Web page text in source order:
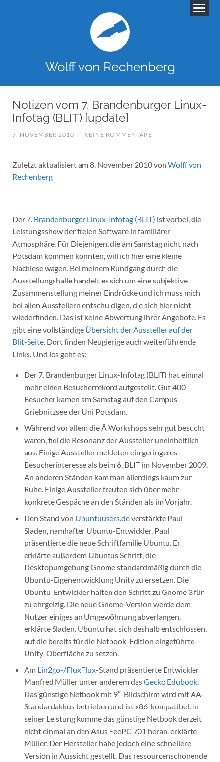
Wolff von Rechenberg
Notizen vom 7. Brandenburger Linux-
Infotag (BLIT) [update]
7. NOVEMBER 2010 / KEINE KOMMENTARE
Zuletzt aktualisiert am 8. November 2010 von Wolff von
Rechenberg
Der7. Brandenburger Linux-Infotag (BLIT) ist vorbei, die
Leistungsshow der freien Software in familiärer
Atmosphäre. Für Diejenigen, die am Samstag nicht nach
Potsdam kommen konnten, will ich hier eine kleine
Nachlese wagen. Bei meinem Rundgang durch die
Ausstellungshalle handelt es sich um eine subjektive
Zusammenstellung meiner Eindrücke und ich muss mich
bei allen Ausstellern entschuldigen, die sich hier nicht
wiederfinden. Das ist keine Abwertung ihrer Angebote. Es
gibt eine vollständige Übersicht der Aussteller auf der
Blit-Seite. Dort finden Neugierige auch weiterführende
Links. Und los geht es:
Der 7. Brandenburger Linux-Infotag (BLIT) hat einmal
mehr einen Besucherrekord aufgestellt. Gut 400
Besucher kamen am Samstag auf den Campus
Griebnitzsee der Uni Potsdam.
Während vor allem die Â Workshops sehr gut besucht
waren, fiel die Resonanz der Aussteller uneinheitlich
aus. Einige Aussteller meldeten ein geringeres
Besucherinteresse als beim 6. BLIT im November 2009.
An anderen Ständen kam man allerdings kaum zur
Ruhe. Einige Aussteller freuten sich über mehr
konkrete Gespäche an den Ständen als im Vorjahr.
Den Stand von Ubuntuusers.deverstärkte Paul
Sladen, namhafter Ubuntu-Entwickler. Paul
präsentierte die neue Schriftfamilie Ubuntu. Er
erklärte außerdem Ubuntus Schritt, die
Desktopumgebung Gnome standardmäßig durch die
Ubuntu-Eigenentwicklung Unity zu ersetzen. Die
Ubuntu-Entwickler halten den Schritt zu Gnome 3 für
zu ehrgeizig. Die neue Gnome-Version werde dem
Nutzer einiges an Umgewöhnung abverlangen,
erklärte Sladen. Ubuntu hat sich deshalb entschlossen,
auf die bereits für die Netbook-Edition eingeführte
Unity-Oberfläche zu setzen.
Am Lin2go-/FluxFlux-Stand präsentierte Entwickler
Manfred Müller unter anderem dasGecko Edubook.
Das günstige Netbook mit 9″-Bildschirm wird mit AA-
Standardakkus betrieben und ist x86-kompatibel. In
seiner Leistung komme das günstige Netbook derzeit
nicht einmal an den Asus EeePC 701 heran, erklärte
Müller. Der Hersteller habe jedoch eine schnellere
Version in Aussicht gestellt. Das ressourcenschonende